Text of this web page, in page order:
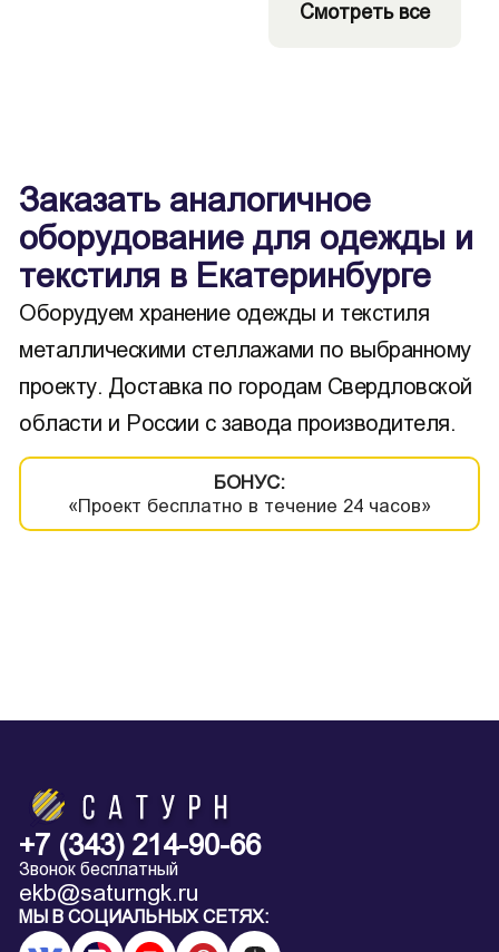
Смотреть все
Заказать аналогичное
оборудование для одежды и
текстиля в Екатеринбурге
Оборудуем хранение одежды и текстиля
металлическими стеллажами по выбранному
проекту. Доставка по городам Свердловской
области и России с завода производителя.
БОНУС:
«Проект бесплатно в течение 24 часов»
+7 (343) 214-90-66
Звонок бесплатный
ekb@saturngk.ru
МЫ В СОЦИАЛЬНЫХ СЕТЯХ: